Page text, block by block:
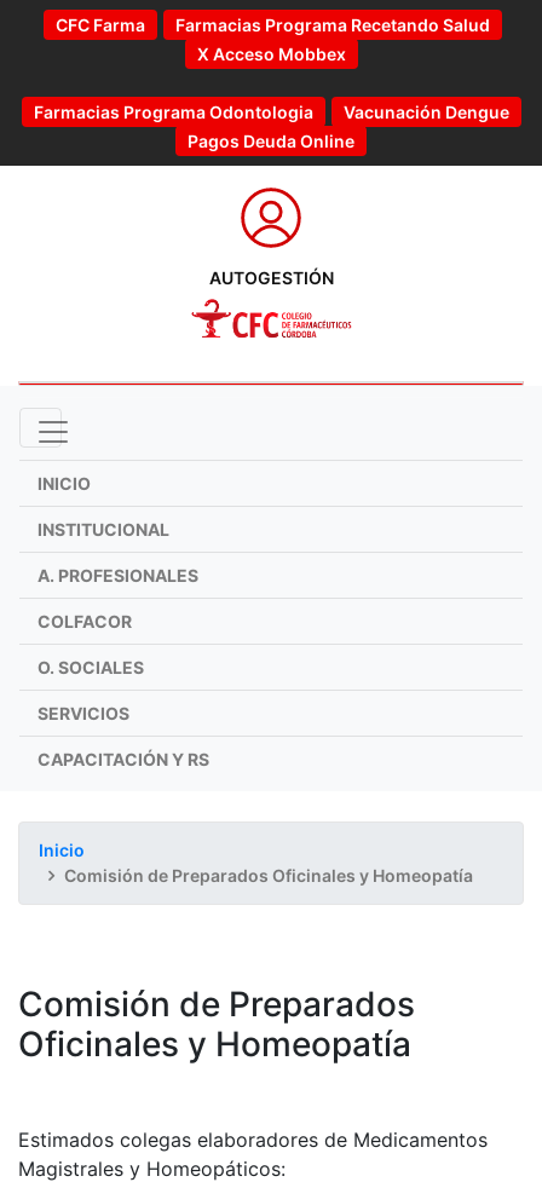
CFC Farma
Farmacias Programa Recetando Salud
X Acceso Mobbex
Farmacias Programa Odontologia
Vacunación Dengue
Pagos Deuda Online
AUTOGESTIÓN
INICIO
INSTITUCIONAL
A. PROFESIONALES
COLFACOR
O. SOCIALES
SERVICIOS
CAPACITACIÓN Y RS
Inicio
Comisión de Preparados Oficinales y Homeopatía
Comisión de Preparados
Oficinales y Homeopatía
Estimados colegas elaboradores de Medicamentos
Magistrales y Homeopáticos: